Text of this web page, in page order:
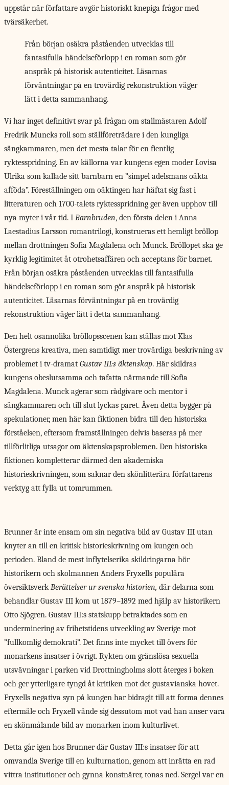
uppstår när författare avgör historiskt knepiga frågor med
tvärsäkerhet.
Från början osäkra påståenden utvecklas till
fantasifulla händelseförlopp i en roman som gör
anspråk på historisk autenticitet. Läsarnas
förväntningar på en trovärdig rekonstruktion väger
lätt i detta sammanhang.
Vi har inget definitivt svar på frågan om stallmästaren Adolf
Fredrik Muncks roll som ställföreträdare i den kungliga
sängkammaren, men det mesta talar för en fientlig
ryktesspridning. En av källorna var kungens egen moder Lovisa
Ulrika som kallade sitt barnbarn en ”simpel adelsmans oäkta
afföda”. Föreställningen om oäktingen har häftat sig fast i
litteraturen och 1700-talets ryktesspridning ger även upphov till
nya myter i vår tid. I Barnbruden, den första delen i Anna
Laestadius Larsson romantrilogi, konstrueras ett hemligt bröllop
mellan drottningen Sofia Magdalena och Munck. Bröllopet ska ge
kyrklig legitimitet åt otrohetsaffären och acceptans för barnet.
Från början osäkra påståenden utvecklas till fantasifulla
händelseförlopp i en roman som gör anspråk på historisk
autenticitet. Läsarnas förväntningar på en trovärdig
rekonstruktion väger lätt i detta sammanhang.
Den helt osannolika bröllopsscenen kan ställas mot Klas
Östergrens kreativa, men samtidigt mer trovärdiga beskrivning av
problemet i tv-dramat Gustav III:s äktenskap. Här skildras
kungens obeslutsamma och tafatta närmande till Sofia
Magdalena. Munck agerar som rådgivare och mentor i
sängkammaren och till slut lyckas paret. Även detta bygger på
spekulationer, men här kan fiktionen bidra till den historiska
förståelsen, eftersom framställningen delvis baseras på mer
tillförlitliga utsagor om äktenskapsproblemen. Den historiska
fiktionen kompletterar därmed den akademiska
historieskrivningen, som saknar den skönlitterära författarens
verktyg att fylla ut tomrummen.
Brunner är inte ensam om sin negativa bild av Gustav III utan
knyter an till en kritisk historieskrivning om kungen och
perioden. Bland de mest inflytelserika skildringarna hör
historikern och skolmannen Anders Fryxells populära
översiktsverkBerättelser ur svenska historien, där delarna som
behandlar Gustav III kom ut 1879–1892 med hjälp av historikern
Otto Sjögren. Gustav III:s statskupp betraktades som en
underminering av frihetstidens utveckling av Sverige mot
”fullkomlig demokrati”. Det finns inte mycket till övers för
monarkens insatser i övrigt. Rykten om gränslösa sexuella
utsvävningar i parken vid Drottningholms slott återges i boken
och ger ytterligare tyngd åt kritiken mot det gustavianska hovet.
Fryxells negativa syn på kungen har bidragit till att forma dennes
eftermäle och Fryxell vände sig dessutom mot vad han anser vara
en skönmålande bild av monarken inom kulturlivet.
Detta går igen hos Brunner där Gustav III:s insatser för att
omvandla Sverige till en kulturnation, genom att inrätta en rad
vittra institutioner och gynna konstnärer, tonas ned. Sergel var en